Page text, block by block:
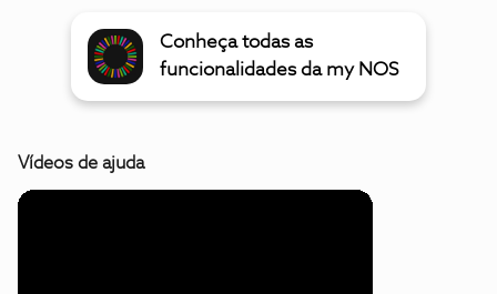
Conheça todas as
funcionalidades da my NOS
Vídeos de ajuda